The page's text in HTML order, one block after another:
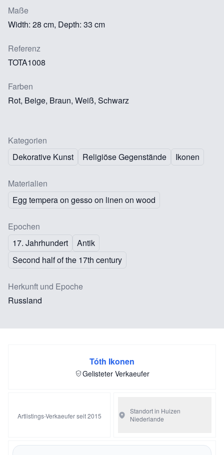
Maße
Width: 28 cm, Depth: 33 cm
Referenz
TOTA1008
Farben
Rot, Beige, Braun, Weiß, Schwarz
Kategorien
Dekorative Kunst
Religiöse Gegenstände Ikonen
Materialien
Egg tempera on gesso on linen on wood
Epochen
17. Jahrhundert
Antik
Second half of the 17th century
Herkunft und Epoche
Russland
Tóth Ikonen
Gelisteter Verkaeufer
Artlistings-Verkaeufer seit 2015
Standort in Huizen
Niederlande